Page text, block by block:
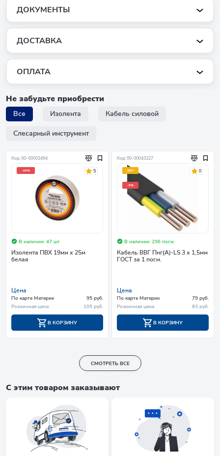
ДОКУМЕНТЫ
ДОСТАВКА
ОПЛАТА
Не забудьте приобрести
Все Изолента Кабель силовой
Слесарный инструмент
Код: 00-00002494
-10% 5
В наличии: 47 шт
Изолента ПВХ 19мм х 25м
белая
Цена
По карте Материк
95 руб.
Розничная цена
105 руб.
В КОРЗИНУ
Код: 00-00043227
ХИТ
-5%
0
В наличии: 296 пог.м.
Кабель ВВГ Пнг(А)-LS 3 х 1,5мм
ГОСТ за 1 пог.м.
Цена
По карте Материк
79 руб.
Розничная цена
83 руб.
В КОРЗИНУ
СМОТРЕТЬ ВСЕ
С этим товаром заказывают